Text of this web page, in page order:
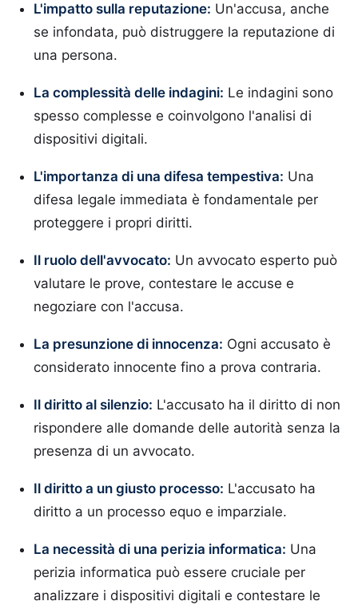
L'impatto sulla reputazione: Un'accusa, anche
se infondata, può distruggere la reputazione di
una persona.
La complessità delle indagini: Le indagini sono
spesso complesse e coinvolgono l'analisi di
dispositivi digitali.
L'importanza di una difesa tempestiva: Una
difesa legale immediata è fondamentale per
proteggere i propri diritti.
Il ruolo dell'avvocato: Un avvocato esperto può
valutare le prove, contestare le accuse e
negoziare con l'accusa.
La presunzione di innocenza: Ogni accusato è
considerato innocente fino a prova contraria.
Il diritto al silenzio: L'accusato ha il diritto di non
rispondere alle domande delle autorità senza la
presenza di un avvocato.
Il diritto a un giusto processo: L'accusato ha
diritto a un processo equo e imparziale.
La necessità di una perizia informatica: Una
perizia informatica può essere cruciale per
analizzare i dispositivi digitali e contestare le